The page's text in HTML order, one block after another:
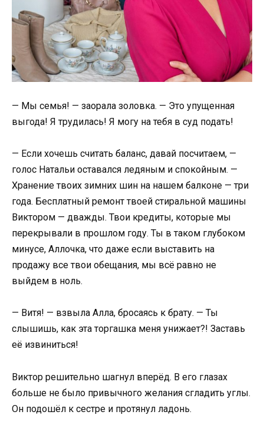
— Мы семья! — заорала золовка. — Это упущенная
выгода! Я трудилась! Я могу на тебя в суд подать!
— Если хочешь считать баланс, давай посчитаем, —
голос Натальи оставался ледяным и спокойным. —
Хранение твоих зимних шин на нашем балконе — три
года. Бесплатный ремонт твоей стиральной машины
Виктором — дважды. Твои кредиты, которые мы
перекрывали в прошлом году. Ты в таком глубоком
минусе, Аллочка, что даже если выставить на
продажу все твои обещания, мы всё равно не
выйдем в ноль.
— Витя! — взвыла Алла, бросаясь к брату. — Ты
слышишь, как эта торгашка меня унижает?! Заставь
её извиниться!
Виктор решительно шагнул вперёд. В его глазах
больше не было привычного желания сгладить углы.
Он подошёл к сестре и протянул ладонь.